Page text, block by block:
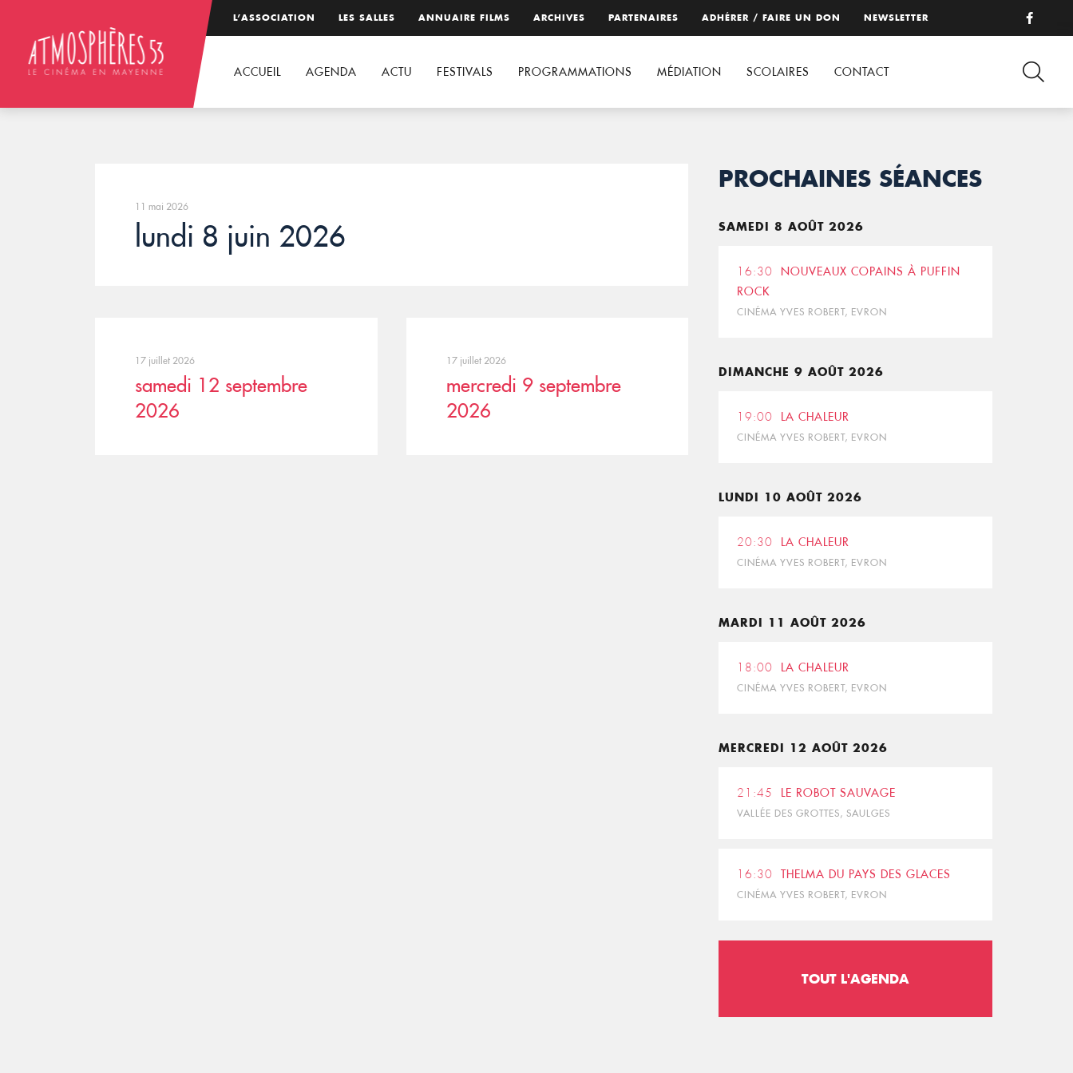
L’ASSOCIATION LES SALLES ANNUAIRE FILMS ARCHIVES PARTENAIRES ADHÉRER / FAIRE UN DON NEWSLETTER
ACCUEIL AGENDA ACTU FESTIVALS PROGRAMMATIONS MÉDIATION SCOLAIRES CONTACT
11 mai 2026
lundi 8 juin 2026
17 juillet 2026
samedi 12 septembre
2026
17 juillet 2026
mercredi 9 septembre
2026
PROCHAINES SÉANCES
SAMEDI 8 AOÛT 2026
16:30
NOUVEAUX COPAINS À PUFFIN
ROCK
CINÉMA YVES ROBERT, EVRON
DIMANCHE 9 AOÛT 2026
19:00 LA CHALEUR
CINÉMA YVES ROBERT, EVRON
LUNDI 10 AOÛT 2026
20:30 LA CHALEUR
CINÉMA YVES ROBERT, EVRON
MARDI 11 AOÛT 2026
18:00 LA CHALEUR
CINÉMA YVES ROBERT, EVRON
MERCREDI 12 AOÛT 2026
21:45 LE ROBOT SAUVAGE
VALLÉE DES GROTTES, SAULGES
16:30 THELMA DU PAYS DES GLACES
CINÉMA YVES ROBERT, EVRON
TOUT L'AGENDA